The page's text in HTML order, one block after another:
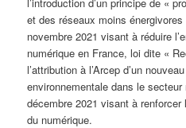
et des réseaux moins
novembre 2021 visant à réduire
numérique en France, loi dite «
l’attribution à l’Arcep d’un
environnementale dans le
décembre 2021 visant à
du numérique.